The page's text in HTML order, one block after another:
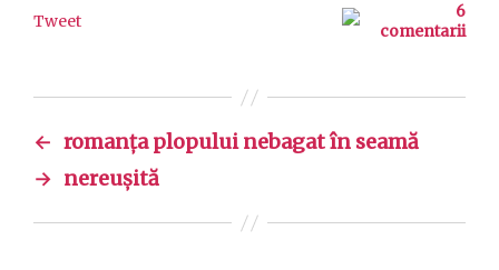
Tweet
6
comentarii
← romanța plopului nebagat în seamă
→ nereușită